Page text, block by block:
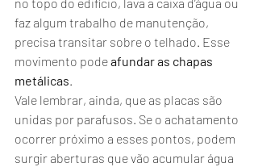
faz algum trabalho de manutenção,
precisa transitar sobre o telhado. Esse
movimento pode afundar as chapas
metálicas.
Vale lembrar, ainda, que as placas são
unidas por parafusos. Se o achatamento
ocorrer próximo a esses pontos, podem
surgir aberturas que vão acumular água